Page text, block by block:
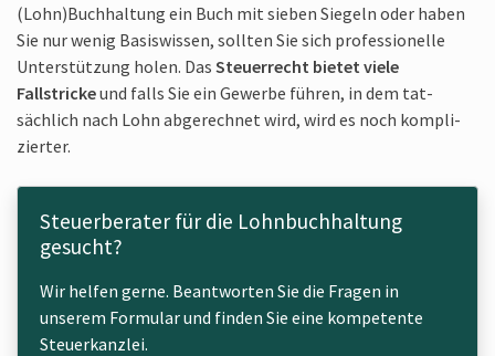
(Lohn)Buch­haltung ein Buch mit sieben Siegeln oder haben
Sie nur wenig Basis­wissen, sollten Sie sich professio­nelle
Unter­stützung holen. Das Steuer­recht bietet viele
Fallstrickeund falls Sie ein Gewerbe führen, in dem tat­
sächlich nach Lohn abge­rechnet wird, wird es noch kompli­
zierter.
Steuerberater für die Lohnbuchhaltung
gesucht?
Wir helfen gerne. Beantworten Sie die Fragen in
unserem Formular und finden Sie eine kompetente
Steuerkanzlei.